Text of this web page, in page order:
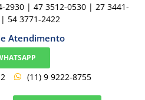
2930 | 47 3512-0530 | 27 3441-
54 3771-2422
Atendimento
(11) 9 9222-8755